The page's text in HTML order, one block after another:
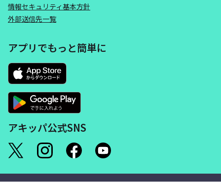
情報セキュリティ基本方針
外部送信先一覧
アプリでもっと簡単に
アキッパ公式SNS